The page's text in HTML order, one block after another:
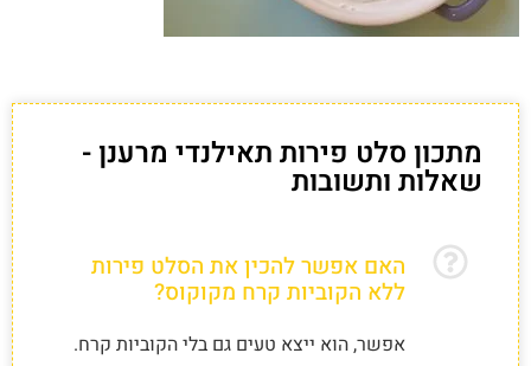
מתכון סלט פירות תאילנדי מרענן -
שאלות ותשובות
האם אפשר להכין את הסלט פירות
ללא הקוביות קרח מקוקוס?
אפשר, הוא ייצא טעים גם בלי הקוביות קרח.